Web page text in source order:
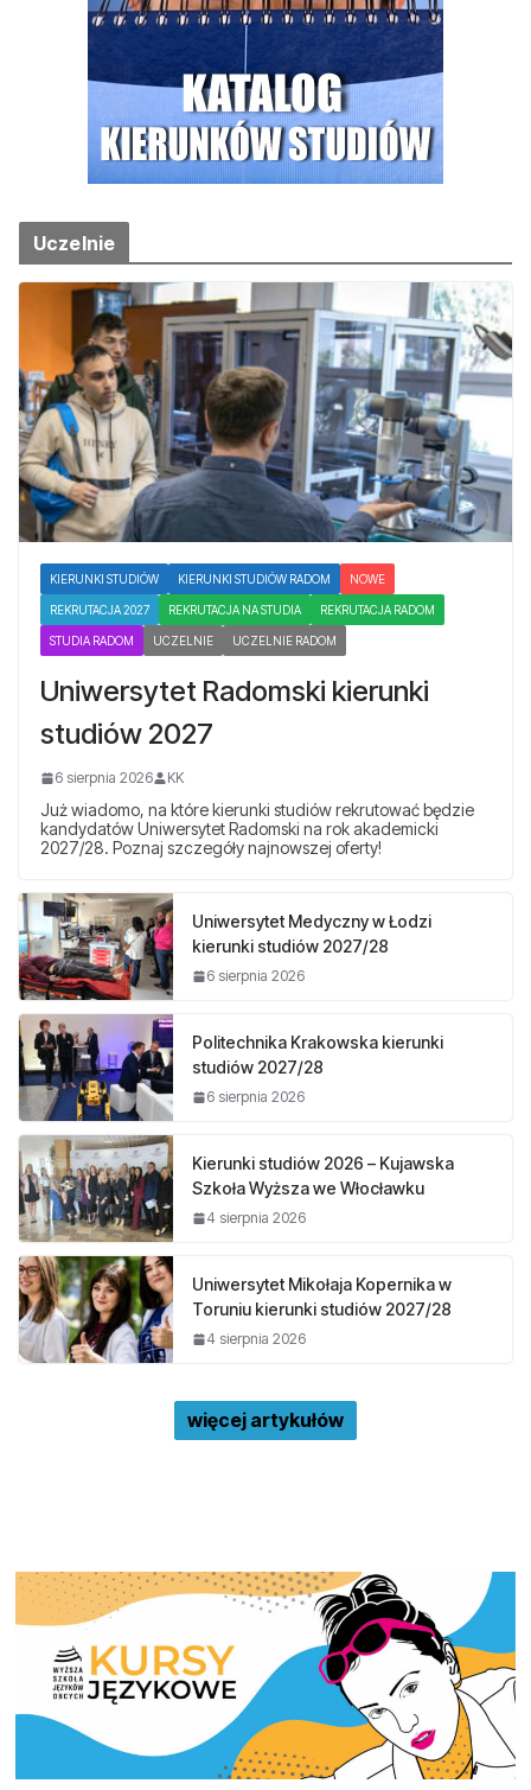
Uczelnie
KIERUNKI STUDIÓW KIERUNKI STUDIÓW RADOM NOWE
REKRUTACJA 2027 REKRUTACJA NA STUDIA REKRUTACJA RADOM
STUDIA RADOM UCZELNIE UCZELNIE RADOM
Uniwersytet Radomski kierunki
studiów 2027
6 sierpnia 2026 KK
Już wiadomo, na które kierunki studiów rekrutować będzie
kandydatów Uniwersytet Radomski na rok akademicki
2027/28. Poznaj szczegóły najnowszej oferty!
Uniwersytet Medyczny w Łodzi
kierunki studiów 2027/28
6 sierpnia 2026
Politechnika Krakowska kierunki
studiów 2027/28
6 sierpnia 2026
Kierunki studiów 2026 – Kujawska
Szkoła Wyższa we Włocławku
4 sierpnia 2026
Uniwersytet Mikołaja Kopernika w
Toruniu kierunki studiów 2027/28
4 sierpnia 2026
więcej artykułów